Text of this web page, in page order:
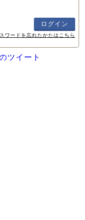
ワードを忘れたかたはこちら
ツイート